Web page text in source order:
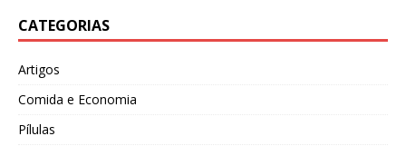
CATEGORIAS
Artigos
Comida e Economia
Pílulas